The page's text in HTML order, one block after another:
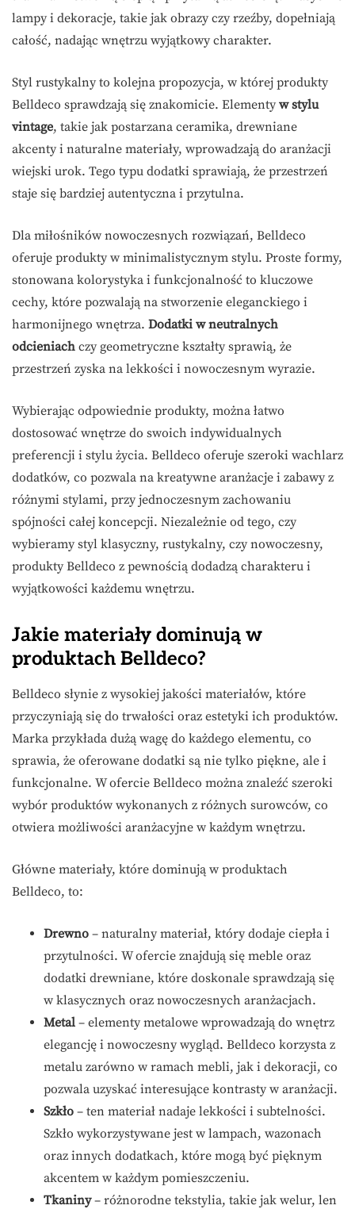
lampy i dekoracje, takie jak obrazy czy rzeźby, dopełniają
całość, nadając wnętrzu wyjątkowy charakter.
Styl rustykalny to kolejna propozycja, w której produkty
Belldeco sprawdzają się znakomicie. Elementy w stylu
vintage, takie jak postarzana ceramika, drewniane
akcenty i naturalne materiały, wprowadzają do aranżacji
wiejski urok. Tego typu dodatki sprawiają, że przestrzeń
staje się bardziej autentyczna i przytulna.
Dla miłośników nowoczesnych rozwiązań, Belldeco
oferuje produkty w minimalistycznym stylu. Proste formy,
stonowana kolorystyka i funkcjonalność to kluczowe
cechy, które pozwalają na stworzenie eleganckiego i
harmonijnego wnętrza. Dodatki w neutralnych
odcieniach czy geometryczne kształty sprawią, że
przestrzeń zyska na lekkości i nowoczesnym wyrazie.
Wybierając odpowiednie produkty, można łatwo
dostosować wnętrze do swoich indywidualnych
preferencji i stylu życia. Belldeco oferuje szeroki wachlarz
dodatków, co pozwala na kreatywne aranżacje i zabawy z
różnymi stylami, przy jednoczesnym zachowaniu
spójności całej koncepcji. Niezależnie od tego, czy
wybieramy styl klasyczny, rustykalny, czy nowoczesny,
produkty Belldeco z pewnością dodadzą charakteru i
wyjątkowości każdemu wnętrzu.
Jakie materiały dominują w
produktach Belldeco?
Belldeco słynie z wysokiej jakości materiałów, które
przyczyniają się do trwałości oraz estetyki ich produktów.
Marka przykłada dużą wagę do każdego elementu, co
sprawia, że oferowane dodatki są nie tylko piękne, ale i
funkcjonalne. W ofercie Belldeco można znaleźć szeroki
wybór produktów wykonanych z różnych surowców, co
otwiera możliwości aranżacyjne w każdym wnętrzu.
Główne materiały, które dominują w produktach
Belldeco, to:
Drewno – naturalny materiał, który dodaje ciepła i
przytulności. W ofercie znajdują się meble oraz
dodatki drewniane, które doskonale sprawdzają się
w klasycznych oraz nowoczesnych aranżacjach.
Metal – elementy metalowe wprowadzają do wnętrz
elegancję i nowoczesny wygląd. Belldeco korzysta z
metalu zarówno w ramach mebli, jak i dekoracji, co
pozwala uzyskać interesujące kontrasty w aranżacji.
Szkło – ten materiał nadaje lekkości i subtelności.
Szkło wykorzystywane jest w lampach, wazonach
oraz innych dodatkach, które mogą być pięknym
akcentem w każdym pomieszczeniu.
Tkaniny– różnorodne tekstylia, takie jak welur, len